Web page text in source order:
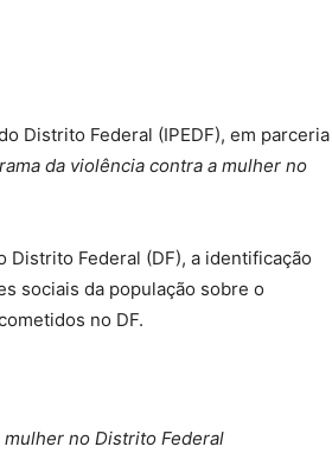
Distrito Federal (IPEDF), em parceria
da violência contra a mulher no
Distrito Federal (DF), a identificação
sociais da população sobre o
no DF.
no Distrito Federal